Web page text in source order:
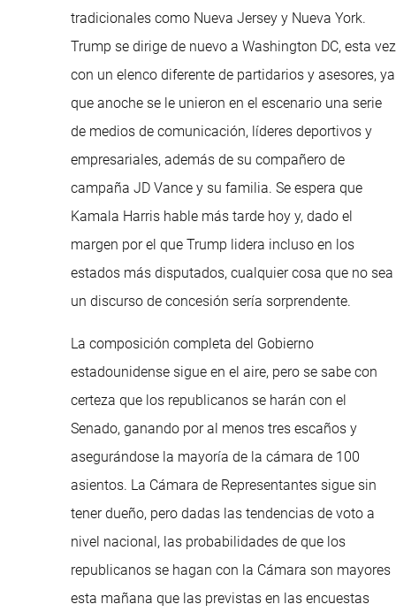
tradicionales como Nueva Jersey y Nueva York.
Trump se dirige de nuevo a Washington DC, esta vez
con un elenco diferente de partidarios y asesores, ya
que anoche se le unieron en el escenario una serie
de medios de comunicación, líderes deportivos y
empresariales, además de su compañero de
campaña JD Vance y su familia. Se espera que
Kamala Harris hable más tarde hoy y, dado el
margen por el que Trump lidera incluso en los
estados más disputados, cualquier cosa que no sea
un discurso de concesión sería sorprendente.
La composición completa del Gobierno
estadounidense sigue en el aire, pero se sabe con
certeza que los republicanos se harán con el
Senado, ganando por al menos tres escaños y
asegurándose la mayoría de la cámara de 100
asientos. La Cámara de Representantes sigue sin
tener dueño, pero dadas las tendencias de voto a
nivel nacional, las probabilidades de que los
republicanos se hagan con la Cámara son mayores
esta mañana que las previstas en las encuestas